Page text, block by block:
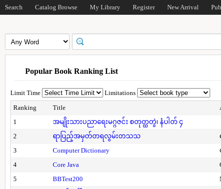
Search Catalog Browse My Library Register New Arrival
Popular Book Ranking List
Limit Time
Limitations
Ranking
Title
1
အမျိုးသားပညာရေးမဂ္ဂဇင်း စတုတ္ထတွဲ၊ နံပါတ် ၄
2
ရာပြည့်အမှတ်တရလွမ်းတသသ
3
Computer Dictionary
4
Core Java
5
BBTest200